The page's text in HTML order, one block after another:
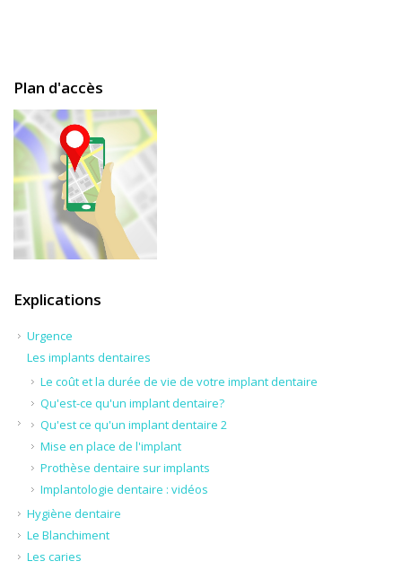
Plan d'accès
Explications
Urgence
Les implants dentaires
Le coût et la durée de vie de votre implant dentaire
Qu'est-ce qu'un implant dentaire?
Qu'est ce qu'un implant dentaire 2
Mise en place de l'implant
Prothèse dentaire sur implants
Implantologie dentaire : vidéos
Hygiène dentaire
Le Blanchiment
Les caries